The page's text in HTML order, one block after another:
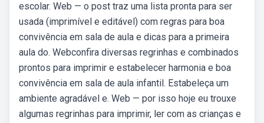
escolar. Web — o post traz uma lista pronta para ser
usada (imprimível e editável) com regras para boa
convivência em sala de aula e dicas para a primeira
aula do. Webconfira diversas regrinhas e combinados
prontos para imprimir e estabelecer harmonia e boa
convivência em sala de aula infantil. Estabeleça um
ambiente agradável e. Web — por isso hoje eu trouxe
algumas regrinhas para imprimir, ler com as crianças e